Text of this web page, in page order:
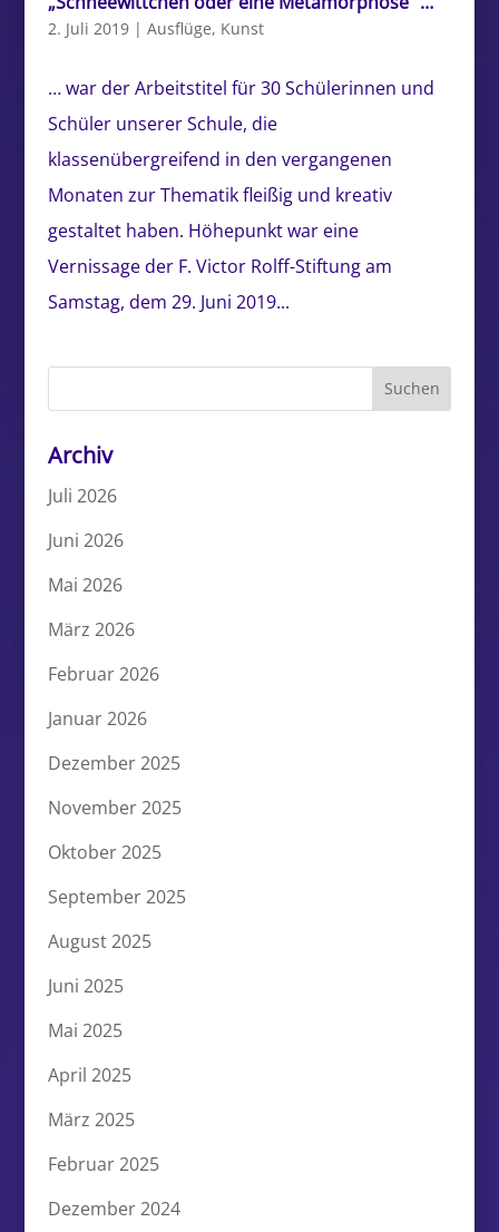
2. Juli 2019| Ausflüge, Kunst
… war der Arbeitstitel für 30 Schülerinnen und
Schüler unserer Schule, die
klassenübergreifend in den vergangenen
Monaten zur Thematik fleißig und kreativ
gestaltet haben. Höhepunkt war eine
Vernissage der F. Victor Rolff-Stiftung am
Samstag, dem 29. Juni 2019...
Archiv
Juli 2026
Juni 2026
Mai 2026
März 2026
Februar 2026
Januar 2026
Dezember 2025
November 2025
Oktober 2025
September 2025
August 2025
Juni 2025
Mai 2025
April 2025
März 2025
Februar 2025
Dezember 2024